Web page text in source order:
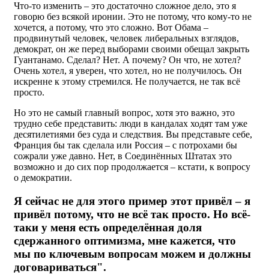
Что-то изменить – это достаточно сложное дело, это я
говорю без всякой иронии. Это не потому, что кому-то не
хочется, а потому, что это сложно. Вот Обама –
продвинутый человек, человек либеральных взглядов,
демократ, он же перед выборами своими обещал закрыть
Гуантанамо. Сделал? Нет. А почему? Он что, не хотел?
Очень хотел, я уверен, что хотел, но не получилось. Он
искренне к этому стремился. Не получается, не так всё
просто.
Но это не самый главный вопрос, хотя это важно, это
трудно себе представить: люди в кандалах ходят там уже
десятилетиями без суда и следствия. Вы представьте себе,
Франция бы так сделала или Россия – с потрохами бы
сожрали уже давно. Нет, в Соединённых Штатах это
возможно и до сих пор продолжается – кстати, к вопросу
о демократии.
Я сейчас не для этого пример этот привёл – я
привёл потому, что не всё так просто. Но всё-
таки у меня есть определённая доля
сдержанного оптимизма, мне кажется, что
мы по ключевым вопросам можем и должны
договариваться".